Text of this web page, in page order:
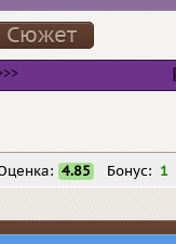
Сюжет
4.85 Бонус: 1